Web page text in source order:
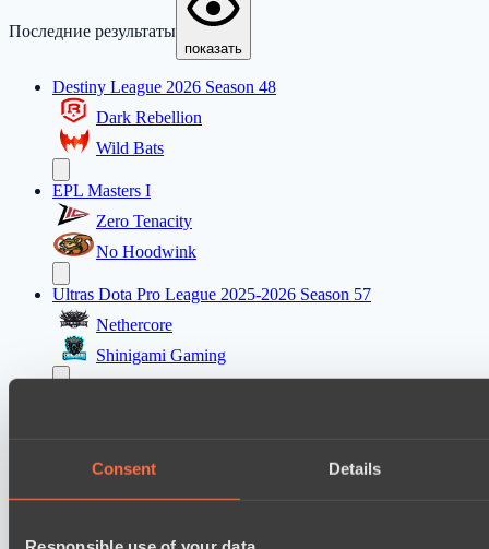
Consent Details
Последние результаты
показать
Destiny League 2026 Season 48
Dark Rebellion
Wild Bats
EPL Masters I
Zero Tenacity
No Hoodwink
Ultras Dota Pro League 2025-2026 Season 57
Nethercore
Shinigami Gaming
Azure Dragons
Destiny League 2026 Season 48